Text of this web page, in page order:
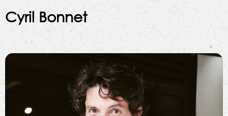
Cyril Bonnet